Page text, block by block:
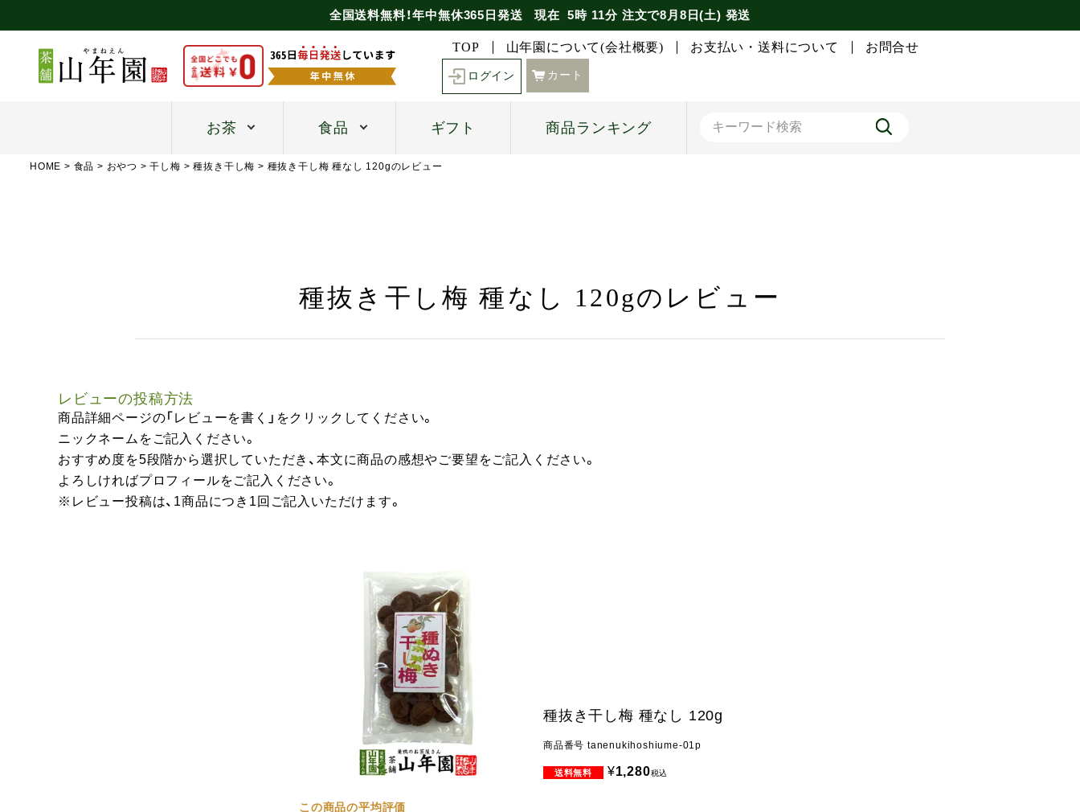
全国送料無料！年中無休365日発送 現在 5時 11分注文で8月8日(土) 発送
TOP 山年園について(会社概要) お支払い・送料について お問合せ
ログイン カート
お茶 食品 ギフト 商品ランキング
HOME 食品 おやつ 干し梅 種抜き干し梅 種抜き干し梅 種なし 120gのレビュー
種抜き干し梅 種なし 120gのレビュー
レビューの投稿方法
商品詳細ページの「レビューを書く」をクリックしてください。
ニックネームをご記入ください。
おすすめ度を5段階から選択していただき、本文に商品の感想やご要望をご記入ください。
よろしければプロフィールをご記入ください。
※レビュー投稿は、1商品につき1回ご記入いただけます。
種抜き干し梅 種なし 120g
商品番号 tanenukihoshiume-01p
¥1,280税込